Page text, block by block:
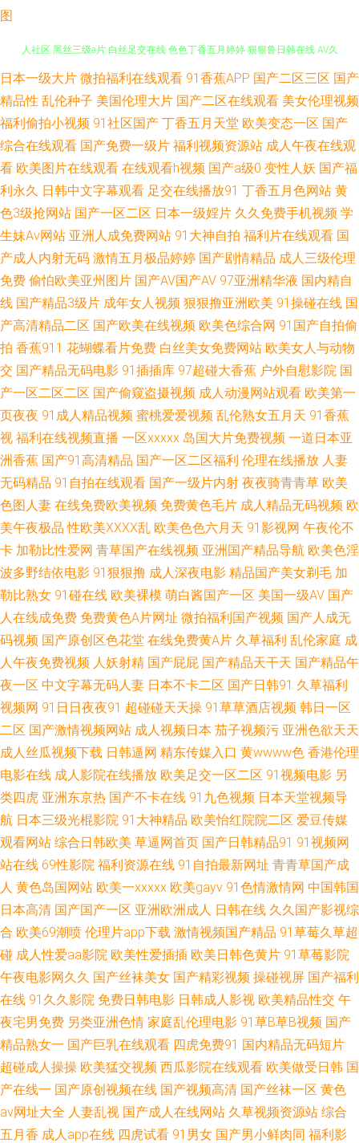
图
韩漫污污黄页 欧美三级性爱 爱豆传媒性爱影片 91午夜激情 亚洲性夜 欧美成
人社区 黑丝三级a片 白丝足交在线 色色丁香五月婷婷 狠狠鲁日韩在线 AV久
频区 国产少妇自慰高潮 欧美日韩111 三级久久片久久草 尤物jk自慰喷水 AV
天堂导航 男女操操 97超碰作爱 国产色图专区 欧美成人草草天堂 日韩色色视
频 一道本大香蕉 99精品66 成人国产精品 久热视频精品 日韩色色影院 午夜
专区 91视屏免费看 www亚州色图 日韩一区 最新的黄色网址 韩国无码三级
片a 麻豆果冻大香蕉 人妖ts在线 伪娘黑丝自慰 香蕉视频下载污 91精东传媒
网站 俺去爷新网 国产精品午夜麻烦 91先生大战琪琪 91熟妇探花 欧美色噜噜
网 超碰香蕉福利 午夜探花 超碰人人摸人人 欧美性爱com 超碰51黑料在线 另
类激情综合 熟女视频一区 伊人99在线 91传媒熊猫 超碰搁操逼 国产一级自拍
人福利在线 国产色婷婷孕妇 美女微拍福利 激情片a级试看 蜜臀TV69 亚洲成
人色情电影 黄色链接在线观看 日韩综合色图 91在线资源网 婷婷色播天堂 日
韩性交网址 亚洲女人含羞草 伊人大橡胶 91视频综合大全 精品日韩一 日本午
夜精华 日韩穴穴色 91社区在线视频 www传媒探花 女同网站 熟妇人妻视频
99热这只有精品 超碰自慰 国产精品欧美专区 蜜臀性爱自拍 色色五月天激情
网 91牛牛人妻 TS人妖调教 国产精品久久码一 久久国产精品在线 欧美激情论
坛 日韩欧美A片 蜜桃91视频网站 欧美色色自拍 午夜晚间福利 Av噜噜福利导
航 国产精品毛片 青娱乐福利导航 在线观看污视频 超碰97青青草 超碰碰人人
欧美性爱一区 玖草aⅴ视频 午夜福利视频偷拍 91国精产品视频 东京热五月天
婷婷 污视频网址 91大神黑丝在线 wwwcom色网 后入小少妇 日本操逼网 欧
美性交免费网站 日韩伊人色 激情的久久6 天美mv入口 AV网址在线 久久蔴豆
制片图 伊人久操综合在线 精品国语逼 日本蜜桃91视频 欧洲无码免费视频 婷
影院 韩国床上a级视频 婷婷色播天堂 伊人精品福利 天堂资源av 亚洲色97 成
日本一级大片 微拍福利在线观看 91香蕉APP 国产二区三区 国产
精品性 乱伦种子 美国伦理大片 国产二区在线观看 美女伦理视频
福利偷拍小视频 91社区国产 丁香五月天堂 欧美变态一区 国产
综合在线观看 国产免费一级片 福利视频资源站 成人午夜在线观
看 欧美图片在线观看 在线观看h视频 国产a级0 变性人妖 国产福
利永久 日韩中文字幕观看 足交在线播放91 丁香五月色网站 黄
色3级抢网站 国产一区二区 日本一级婬片 久久免费手机视频 学
生妹Av网站 亚洲人成免费网站 91大神自拍 福利片在线观看 国
产成人内射无码 激情五月极品婷婷 国产剧情精品 成人三级伦理
免费 偷怕欧美亚州图片 国产AV国产AV 97亚洲精华液 国内精自
线 国产精品3级片 成年女人视频 狠狠撸亚洲欧美 91操碰在线 国
产高清精品二区 国产欧美在线视频 欧美色综合网 91国产自拍偷
拍 香蕉911 花蝴蝶看片免费 白丝美女免费网站 欧美女人与动物
交 国产精品无码电影 91插插库 97超碰大香蕉 户外自慰影院 国
产一区二区二区 国产偷窥盗摄视频 成人动漫网站观看 欧美第一
页夜夜 91成人精品视频 蜜桃爱爱视频 乱伦熟女五月天 91香蕉
视 福利在线视频直播 一区xxxxx 岛国大片免费视频 一道日本亚
洲香蕉 国产91高清精品 国产一区二区福利 伦理在线播放 人妻
无码精品 91自拍在线观看 国产一级片内射 夜夜骑青青草 欧美
色图人妻 在线免费欧美视频 免费黄色毛片 成人精品无码视频 欧
美午夜极品 性欧美ⅩⅩⅩⅩ乱 欧美色色六月天 91影视网 午夜伦不
卡 加勒比性爱网 青草国产在线视频 亚洲国产精品导航 欧美色淫
波多野结依电影 91狠狠撸 成人深夜电影 精品国产美女剃毛 加
勒比熟女 91碰在线 欧美裸模 萌白酱国产一区 美国一级AV 国产
人在线成免费 免费黄色A片网址 微拍福利国产视频 国产人成无
码视频 国产原创区色花堂 在线免费黄A片 久草福利 乱伦家庭 成
人午夜免费视频 人妖射精 国产屁屁 国产精品天干天 国产精品午
夜一区 中文字幕无码人妻 日本不卡二区 国产日韩91 久草福利
视频网 91日日夜夜91 超碰碰天天操 91草草酒店视频 韩日一区
二区 国产激情视频网站 成人视频日本 茄子视频污 亚洲色欲天天
成人丝瓜视频下载 日韩逼网 精东传媒入口 黄wwww色 香港伦理
电影在线 成人影院在线播放 欧美足交一区二区 91视频电影 另
类四虎 亚洲东京热 国产不卡在线 91九色视频 日本天堂视频导
航 日本三级光棍影院 91大神精品 欧美怡红院院二区 爱豆传媒
观看网站 综合日韩欧美 草逼网首页 国产日韩精品91 91视频网
站在线 69性影院 福利资源在线 91自拍最新网址 青青草国产成
人 黄色岛国网站 欧美一xxxxx 欧美gayv 91色情激情网 中国韩国
日本高清 国产国产一区 亚洲欧洲成人 日韩在线 久久国产影视综
合 欧美69潮喷 伦理片app下载 激情视频国产精品 91草莓久草超
碰 成人性爱aa影院 欧美性爱插插 欧美日韩色黄片 91草莓影院
午夜电影网久久 国产丝袜美女 国产精彩视频 操碰视屏 国产福利
在线 91久久影院 免费日韩电影 日韩成人影视 欧美精品性交 午
夜宅男免费 另类亚洲色情 家庭乱伦理电影 91草B草B视频 国产
精品熟女一 国产巨乳在线观看 四虎免费91 国内精品无码短片
超碰成人操操 欧美猛交视频 西瓜影院在线观看 欧美做受日韩 国
产在线一 国产原创视频在线 国产视频高清 国产丝袜一区 黄色
av网址大全 人妻乱视 国产成人在线网站 久草视频资源站 综合
五月香 成人app在线 四虎试看 91男女 国产男小鲜肉同 福利影